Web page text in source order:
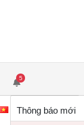
Tiếng việt
5
Thông báo mới